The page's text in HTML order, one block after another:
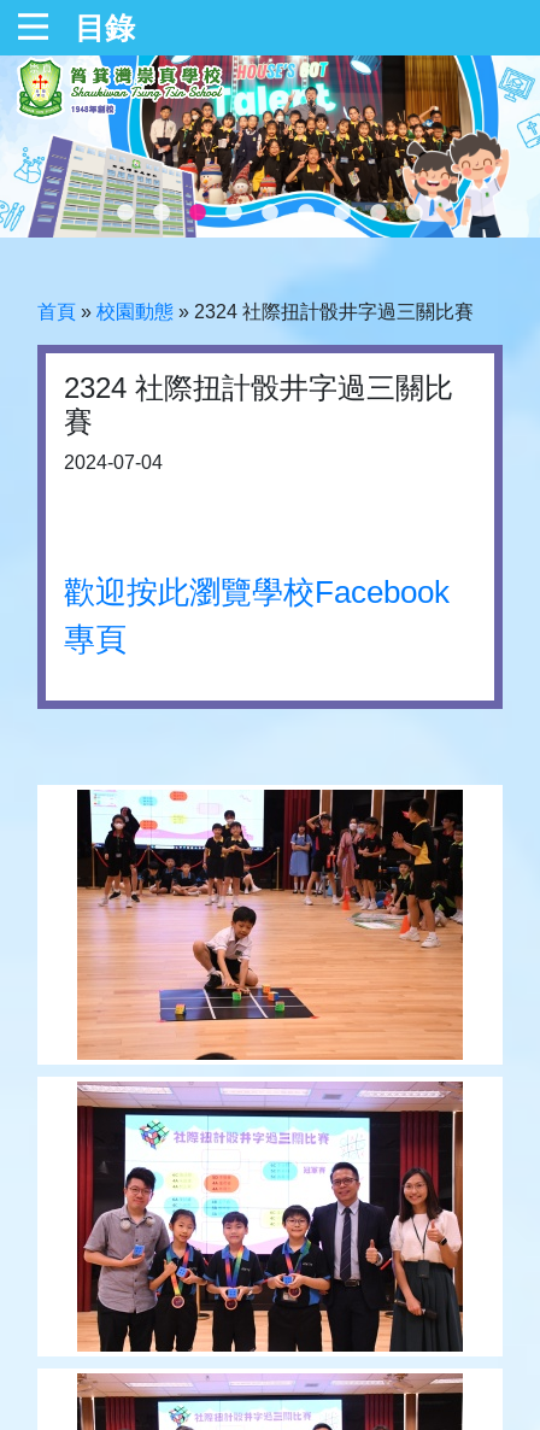
目錄
首頁 » 校園動態 » 2324 社際扭計骰井字過三關比賽
2324 社際扭計骰井字過三關比
賽
2024-07-04
歡迎按此瀏覽學校Facebook
專頁